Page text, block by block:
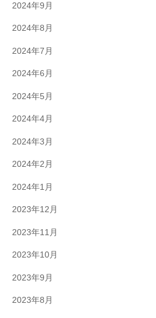
2024年9月
2024年8月
2024年7月
2024年6月
2024年5月
2024年4月
2024年3月
2024年2月
2024年1月
2023年12月
2023年11月
2023年10月
2023年9月
2023年8月